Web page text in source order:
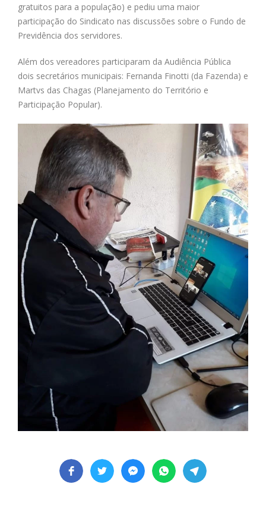
gratuitos para a população) e pediu uma maior
participação do Sindicato nas discussões sobre o Fundo de
Previdência dos servidores.
Além dos vereadores participaram da Audiência Pública
dois secretários municipais: Fernanda Finotti (da Fazenda) e
Martvs das Chagas (Planejamento do Território e
Participação Popular).